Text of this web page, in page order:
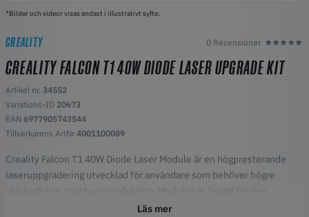
*Bilder och videor visas endast i illustrativt syfte.
CREALITY 0 Recensioner
CREALITY FALCON T1 40W DIODE LASER UPGRADE KIT
Artikel nr. 34552
Variations-ID 20673
EAN 6977905743544
Tillverkarens ArtNr 4001100089
Creality Falcon T1 40W Diode Laser Module är en högpresterande
laseruppgradering utvecklad för användare som behöver högre
skärkraft och snabbare produktion. Modulen är byggd för den
modulära Falcon T1-laserplattformen och levererar förbättrad
Läs mer